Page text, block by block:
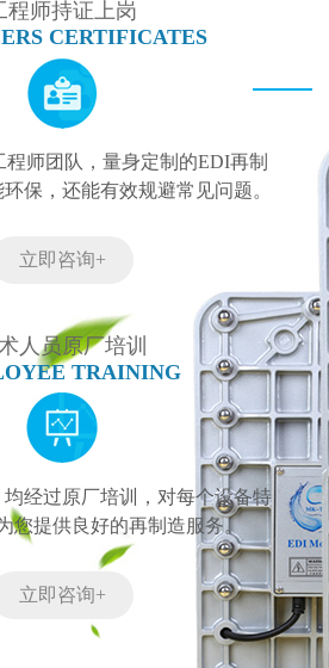
程师持证上岗
CERTIFICATES
师团队，量身定制的EDI再制
保，还能有效规避常见问题。
立即咨询+
人员原厂培训
TRAINING
经过原厂培训，对每个设备特
您提供良好的再制造服务。
立即咨询+